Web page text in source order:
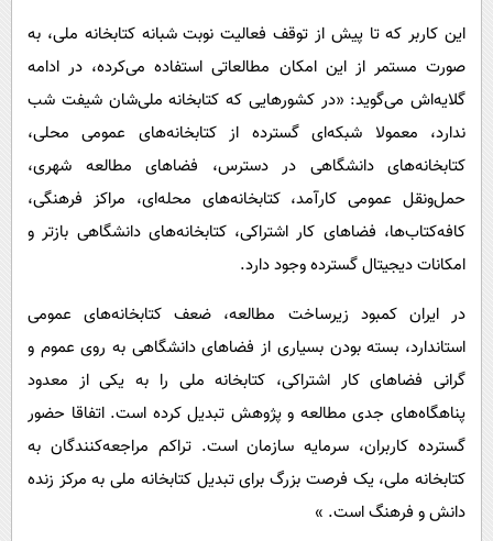
این کاربر که تا پیش از توقف فعالیت نوبت شبانه کتابخانه ملی، به
صورت مستمر از این امکان مطالعاتی استفاده می‌کرده، در ادامه
گلایه‌اش می‌گوید: «در کشورهایی که کتابخانه ملی‌شان شیفت شب
ندارد، معمولا شبکه‌ای گسترده از کتابخانه‌های عمومی محلی،
کتابخانه‌های دانشگاهی در دسترس، فضاهای مطالعه شهری،
حمل‌ونقل عمومی کارآمد، کتابخانه‌های محله‌ای، مراکز فرهنگی،
کافه‌کتاب‌ها، فضاهای کار اشتراکی، کتابخانه‌های دانشگاهی بازتر و
امکانات دیجیتال گسترده وجود دارد.
در ایران کمبود زیرساخت مطالعه، ضعف کتابخانه‌های عمومی
استاندارد، بسته بودن بسیاری از فضاهای دانشگاهی به روی عموم و
گرانی فضاهای کار اشتراکی، کتابخانه ملی را به یکی از معدود
پناهگاه‌های جدی مطالعه و پژوهش تبدیل کرده است. اتفاقا حضور
گسترده کاربران، سرمایه سازمان است. تراکم مراجعه‌کنندگان به
کتابخانه ملی، یک فرصت بزرگ برای تبدیل کتابخانه ملی به مرکز زنده
دانش و فرهنگ است. »